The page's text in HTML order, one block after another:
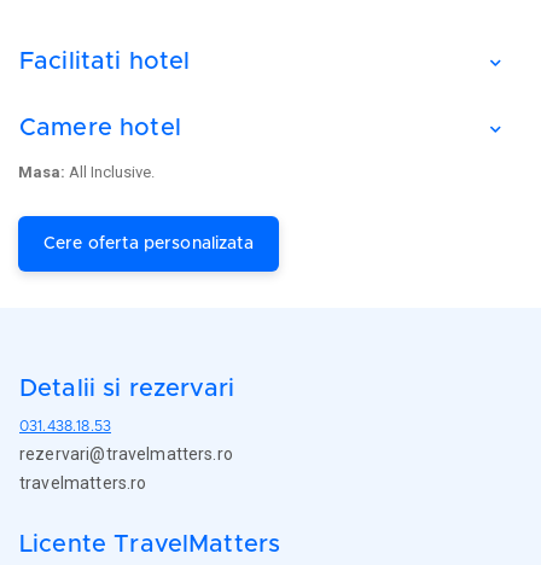
Facilitati hotel
Camere hotel
Masa: All Inclusive.
Cere oferta personalizata
Detalii si rezervari
031.438.18.53
rezervari@travelmatters.ro
travelmatters.ro
Licente TravelMatters